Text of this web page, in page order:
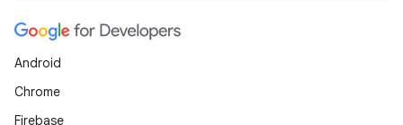
Android
Chrome
Firebase